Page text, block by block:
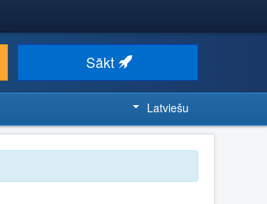
Sākt
Latviešu